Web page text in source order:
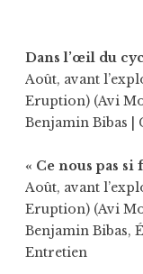
Dans l’œil du
Août, avant
Eruption) (Avi
Benjamin Bibas |
« Ce nous pas si
Août, avant
Eruption) (Avi
Benjamin Bibas,
Entretien